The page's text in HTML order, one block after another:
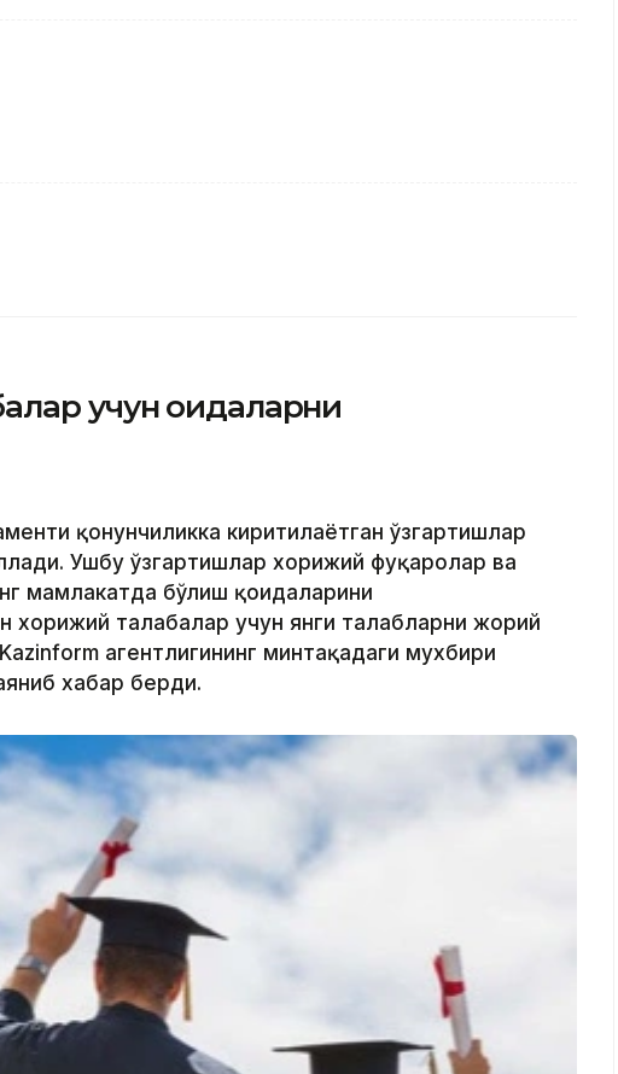
учун қоидаларни
қонунчиликка киритилаётган ўзгартишлар
Ушбу ўзгартишлар хорижий фуқаролар ва
мамлакатда бўлиш қоидаларини
талабалар учун янги талабларни жорий
агентлигининг минтақадаги мухбири
хабар берди.